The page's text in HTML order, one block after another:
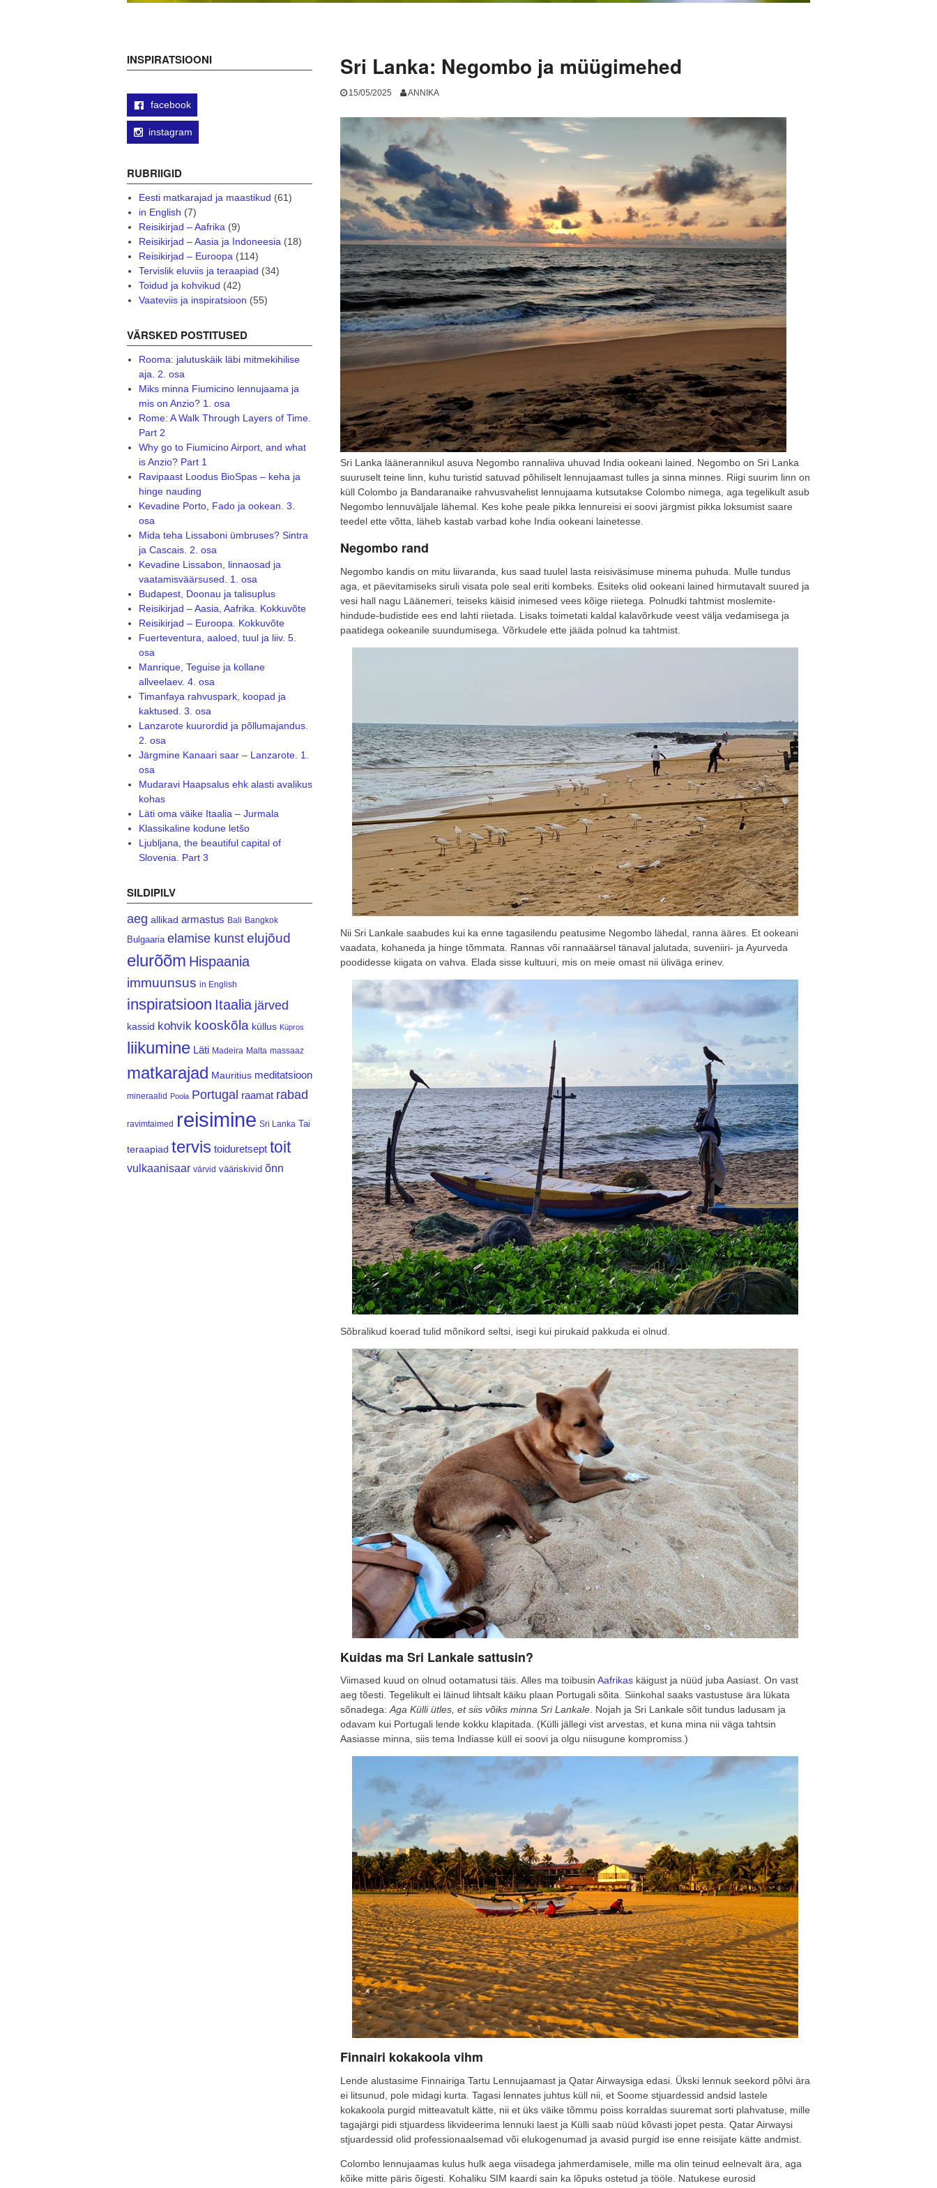
Sri Lanka: Negombo ja müügimehed
15/05/2025 ANNIKA
Sri Lanka läänerannikul asuva Negombo rannaliiva uhuvad India ookeani lained. Negombo on Sri Lanka
suuruselt teine linn, kuhu turistid satuvad põhiliselt lennujaamast tulles ja sinna minnes. Riigi suurim linn on
küll Colombo ja Bandaranaike rahvusvahelist lennujaama kutsutakse Colombo nimega, aga tegelikult asub
Negombo lennuväljale lähemal. Kes kohe peale pikka lennureisi ei soovi järgmist pikka loksumist saare
teedel ette võtta, läheb kastab varbad kohe India ookeani lainetesse.
Negombo rand
Negombo kandis on mitu liivaranda, kus saad tuulel lasta reisiväsimuse minema puhuda. Mulle tundus
aga, et päevitamiseks siruli visata pole seal eriti kombeks. Esiteks olid ookeani lained hirmutavalt suured ja
vesi hall nagu Läänemeri, teiseks käisid inimesed vees kõige riietega. Polnudki tahtmist moslemite-
hindude-budistide ees end lahti riietada. Lisaks toimetati kaldal kalavõrkude veest välja vedamisega ja
paatidega ookeanile suundumisega. Võrkudele ette jääda polnud ka tahtmist.
Nii Sri Lankale saabudes kui ka enne tagasilendu peatusime Negombo lähedal, ranna ääres. Et ookeani
vaadata, kohaneda ja hinge tõmmata. Rannas või rannaäärsel tänaval jalutada, suveniiri- ja Ayurveda
poodidesse kiigata on vahva. Elada sisse kultuuri, mis on meie omast nii üliväga erinev.
Sõbralikud koerad tulid mõnikord seltsi, isegi kui pirukaid pakkuda ei olnud.
Kuidas ma Sri Lankale sattusin?
Viimased kuud on olnud ootamatusi täis. Alles ma toibusin Aafrikas käigust ja nüüd juba Aasiast. On vast
aeg tõesti. Tegelikult ei läinud lihtsalt käiku plaan Portugali sõita. Siinkohal saaks vastustuse ära lükata
sõnadega:Aga Külli ütles, et siis võiks minna Sri Lankale. Nojah ja Sri Lankale sõit tundus ladusam ja
odavam kui Portugali lende kokku klapitada. (Külli jällegi vist arvestas, et kuna mina nii väga tahtsin
Aasiasse minna, siis tema Indiasse küll ei soovi ja olgu niisugune kompromiss.)
Finnairi kokakoola vihm
Lende alustasime Finnairiga Tartu Lennujaamast ja Qatar Airwaysiga edasi. Ükski lennuk seekord põlvi ära
ei litsunud, pole midagi kurta. Tagasi lennates juhtus küll nii, et Soome stjuardessid andsid lastele
kokakoola purgid mitteavatult kätte, nii et üks väike tõmmu poiss korraldas suuremat sorti plahvatuse, mille
tagajärgi pidi stjuardess likvideerima lennuki laest ja Külli saab nüüd kõvasti jopet pesta. Qatar Airwaysi
stjuardessid olid professionaalsemad või elukogenumad ja avasid purgid ise enne reisijate kätte andmist.
Colombo lennujaamas kulus hulk aega viisadega jahmerdamisele, mille ma olin teinud eelnevalt ära, aga
kõike mitte päris õigesti. Kohaliku SIM kaardi sain ka lõpuks ostetud ja tööle. Natukese eurosid
INSPIRATSIOONI
facebook
instagram
RUBRIIGID
Eesti matkarajad ja maastikud (61)
in English (7)
Reisikirjad – Aafrika(9)
Reisikirjad – Aasia ja Indoneesia(18)
Reisikirjad – Euroopa(114)
Tervislik eluviis ja teraapiad (34)
Toidud ja kohvikud (42)
Vaateviis ja inspiratsioon (55)
VÄRSKED POSTITUSED
Rooma: jalutuskäik läbi mitmekihilise
aja. 2. osa
Miks minna Fiumicino lennujaama ja
mis on Anzio? 1. osa
Rome: A Walk Through Layers of Time.
Part 2
Why go to Fiumicino Airport, and what
is Anzio? Part 1
Ravipaast Loodus BioSpas – keha ja
hinge nauding
Kevadine Porto, Fado ja ookean. 3.
osa
Mida teha Lissaboni ümbruses? Sintra
ja Cascais. 2. osa
Kevadine Lissabon, linnaosad ja
vaatamisväärsused. 1. osa
Budapest, Doonau ja talisuplus
Reisikirjad – Aasia, Aafrika. Kokkuvõte
Reisikirjad – Euroopa. Kokkuvõte
Fuerteventura, aaloed, tuul ja liiv. 5.
osa
Manrique, Teguise ja kollane
allveelaev. 4. osa
Timanfaya rahvuspark, koopad ja
kaktused. 3. osa
Lanzarote kuurordid ja põllumajandus.
2. osa
Järgmine Kanaari saar – Lanzarote. 1.
osa
Mudaravi Haapsalus ehk alasti avalikus
kohas
Läti oma väike Itaalia – Jurmala
Klassikaline kodune letšo
Ljubljana, the beautiful capital of
Slovenia. Part 3
SILDIPILV
aeg allikad armastus Bali Bangkok
Bulgaaria elamise kunst elujõud
elurõõm Hispaania
immuunsus in English
inspiratsioon Itaalia järved
kassid kohvik kooskõla küllus Küpros
liikumine Läti Madeira Malta massaaz
matkarajad Mauritius meditatsioon
mineraalid Poola Portugal raamat rabad
ravimtaimed reisimine Sri Lanka Tai
teraapiad tervis toiduretsept toit
vulkaanisaar värvid vääriskivid õnn